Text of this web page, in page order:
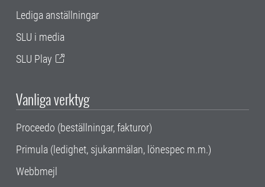
Lediga anställningar
SLU i media
SLU Play
Vanliga verktyg
Proceedo (beställningar, fakturor)
Primula (ledighet, sjukanmälan, lönespec m.m.)
Webbmejl